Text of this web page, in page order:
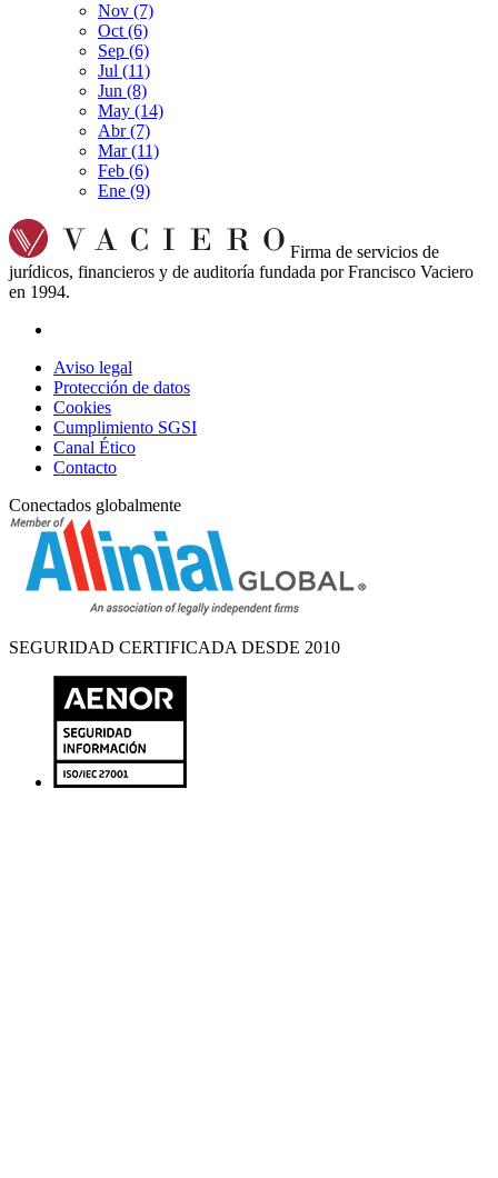
Nov (7)
Oct (6)
Sep (6)
Jul (11)
Jun (8)
May (14)
Abr(7)
Mar(11)
Feb (6)
Ene (9)
Firma de servicios de
jurídicos, financieros y de auditoría fundada por Francisco Vaciero
en 1994.
Aviso legal
Protección de datos
Cookies
Cumplimiento SGSI
Canal Ético
Contacto
Conectados globalmente
SEGURIDAD CERTIFICADA DESDE 2010